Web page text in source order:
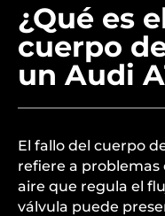
¿Qué es
cuerpo
un Audi
El fallo del cuerpo
refiere a problemas
aire que regula el
válvula puede